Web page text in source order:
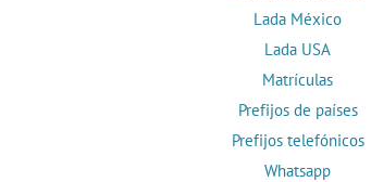
Lada México
Lada USA
Matrículas
Prefijos de países
Prefijos telefónicos
Whatsapp